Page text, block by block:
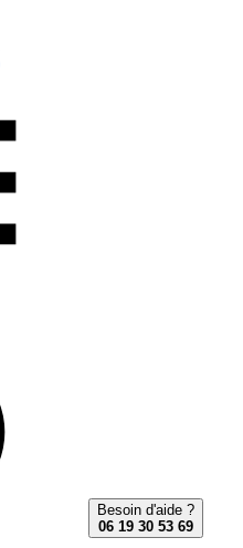
Besoin d'aide ?
06 19 30 53 69